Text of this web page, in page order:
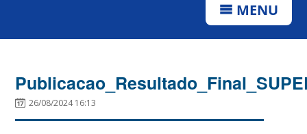
MENU
26/08/2024 16:13